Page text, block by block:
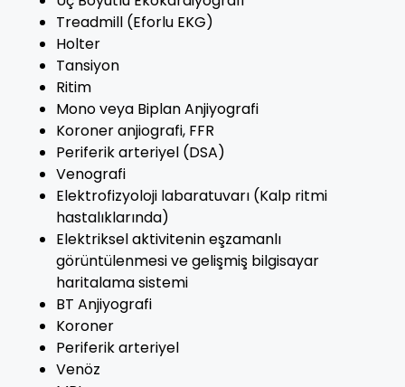
Treadmill (Eforlu EKG)
Holter
Tansiyon
Ritim
Mono veya Biplan Anjiyografi
Koroner anjiografi, FFR
Periferik arteriyel (DSA)
Venografi
Elektrofizyoloji labaratuvarı (Kalp ritmi
hastalıklarında)
Elektriksel aktivitenin eşzamanlı
görüntülenmesi ve gelişmiş bilgisayar
haritalama sistemi
BT Anjiyografi
Koroner
Periferik arteriyel
Venöz